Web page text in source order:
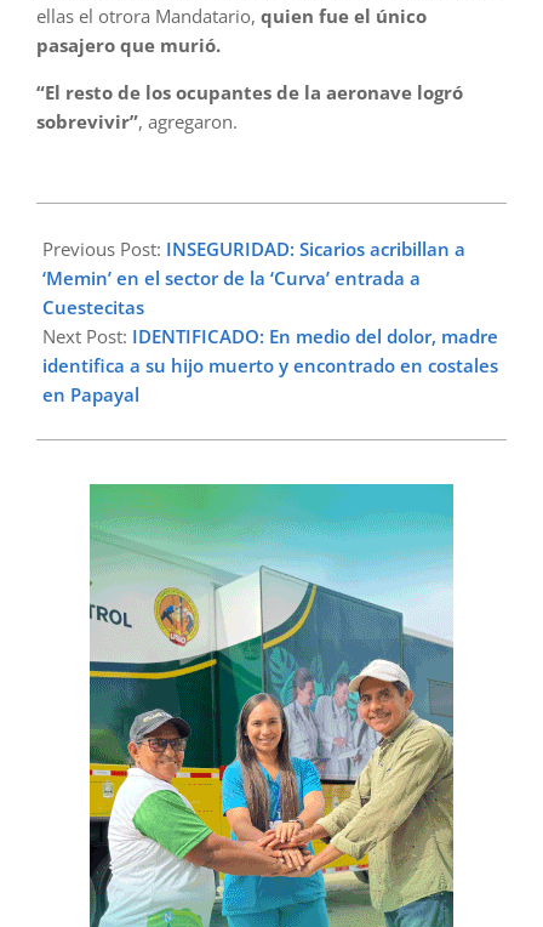
ellas el otrora Mandatario, quien fue el único
pasajero que murió.
“El resto de los ocupantes de la aeronave logró
sobrevivir”, agregaron.
02-
06
Previous Post: INSEGURIDAD: Sicarios acribillan a
‘Memin’ en el sector de la ‘Curva’ entrada a
Cuestecitas
Next Post: IDENTIFICADO: En medio del dolor, madre
identifica a su hijo muerto y encontrado en costales
en Papayal